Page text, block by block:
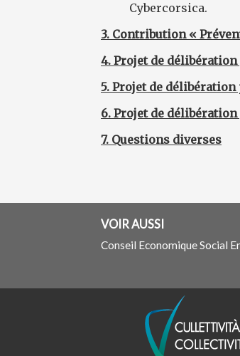
Cybercorsica.
3. Contribution «
4. Projet de
5. Projet de
6. Projet de
7. Questions diverses
VOIR AUSSI
Conseil Economique Social